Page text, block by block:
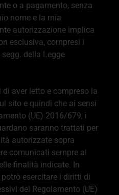
o a pagamento, senza
nome e la mia
autorizzazione implica
esclusiva, compresi i
della Legge
aver letto e compreso la
sito e quindi che ai sensi
(UE) 2016/679, i
saranno trattati per
autorizzate sopra
comunicati sempre al
finalità indicate. In
esercitare i diritti di
del Regolamento (UE)